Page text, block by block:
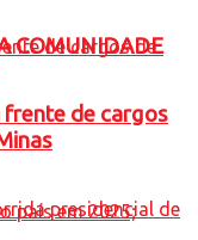
COMUNIDADE
de cargos